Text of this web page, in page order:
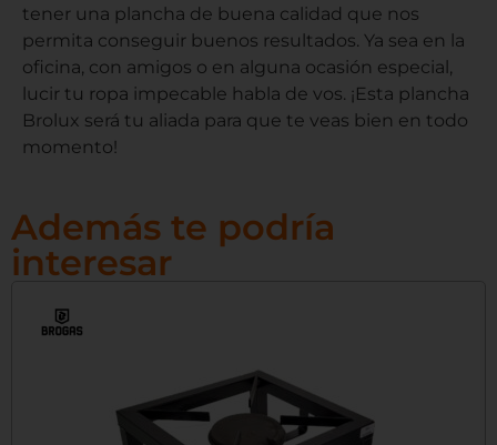
tener una plancha de buena calidad que nos
permita conseguir buenos resultados. Ya sea en la
oficina, con amigos o en alguna ocasión especial,
lucir tu ropa impecable habla de vos. ¡Esta plancha
Brolux será tu aliada para que te veas bien en todo
momento!
Además te podría
interesar